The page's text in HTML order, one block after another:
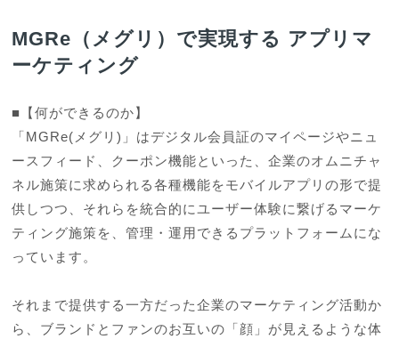
MGRe（メグリ）で実現する アプリマ
ーケティング
■【何ができるのか】
「MGRe(メグリ)」はデジタル会員証のマイページやニュ
ースフィード、クーポン機能といった、企業のオムニチャ
ネル施策に求められる各種機能をモバイルアプリの形で提
供しつつ、それらを統合的にユーザー体験に繋げるマーケ
ティング施策を、管理・運用できるプラットフォームにな
っています。
それまで提供する一方だった企業のマーケティング活動か
ら、ブランドとファンのお互いの「顔」が見えるような体